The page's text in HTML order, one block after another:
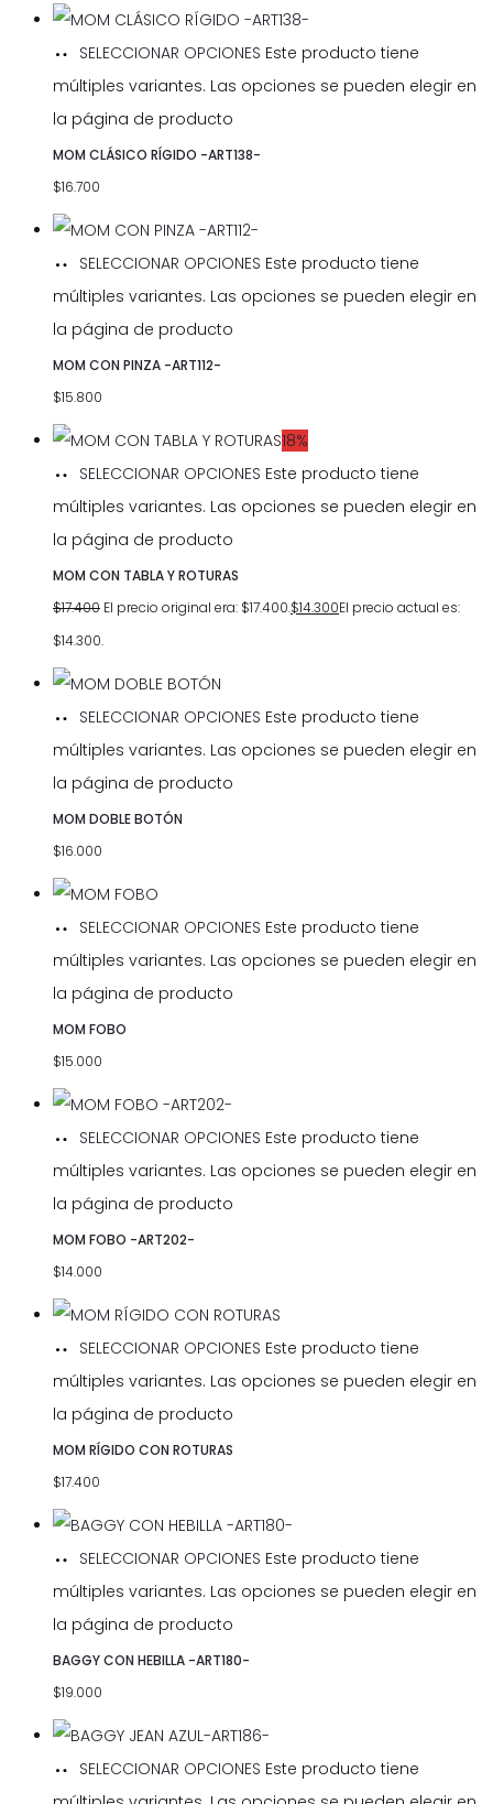
SELECCIONAR OPCIONES Este producto tiene
múltiples variantes. Las opciones se pueden elegir en
la página de producto
MOM CLÁSICO RÍGIDO -ART138-
$16.700
SELECCIONAR OPCIONES Este producto tiene
múltiples variantes. Las opciones se pueden elegir en
la página de producto
MOM CON PINZA -ART112-
$15.800
18%
SELECCIONAR OPCIONES Este producto tiene
múltiples variantes. Las opciones se pueden elegir en
la página de producto
MOM CON TABLA Y ROTURAS
$17.400 El precio original era: $17.400.$14.300El precio actual es:
$14.300.
SELECCIONAR OPCIONES Este producto tiene
múltiples variantes. Las opciones se pueden elegir en
la página de producto
MOM DOBLE BOTÓN
$16.000
SELECCIONAR OPCIONES Este producto tiene
múltiples variantes. Las opciones se pueden elegir en
la página de producto
MOM FOBO
$15.000
SELECCIONAR OPCIONES Este producto tiene
múltiples variantes. Las opciones se pueden elegir en
la página de producto
MOM FOBO -ART202-
$14.000
SELECCIONAR OPCIONES Este producto tiene
múltiples variantes. Las opciones se pueden elegir en
la página de producto
MOM RÍGIDO CON ROTURAS
$17.400
SELECCIONAR OPCIONES Este producto tiene
múltiples variantes. Las opciones se pueden elegir en
la página de producto
BAGGY CON HEBILLA -ART180-
$19.000
SELECCIONAR OPCIONES Este producto tiene